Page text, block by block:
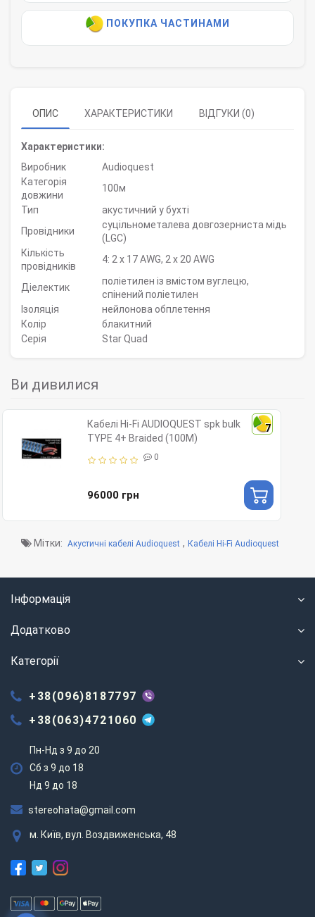
ПОКУПКА ЧАСТИНАМИ
ОПИС ХАРАКТЕРИСТИКИ ВІДГУКИ (0)
Характеристики:
Виробник
Audioquest
Категорія
довжини
100м
Тип
акустичний у бухті
Провідники
суцільнометалева довгозерниста мідь
(LGC)
Кількість
провідників
4: 2 x 17 AWG, 2 x 20 AWG
Діелектик
поліетилен із вмістом вуглецю,
спінений поліетилен
Ізоляція
нейлонова обплетення
Колір
блакитний
Серія
Star Quad
Ви дивилися
7
Кабелі Hi-Fi AUDIOQUEST spk bulk
TYPE 4+ Braided (100M)
0
96000 грн
Мітки: Акустичні кабелі Audioquest , Кабелі Hi-Fi Audioquest
Інформація
Додатково
Категорії
+38(096)8187797
+38(063)4721060
Пн-Нд з 9 до 20
Сб з 9 до 18
Нд 9 до 18
stereohata@gmail.com
м. Київ, вул. Воздвиженська, 48